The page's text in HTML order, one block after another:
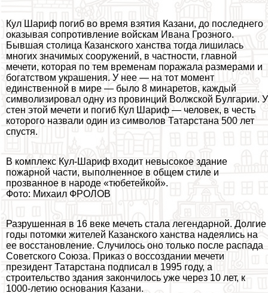
Кул Шариф погиб во время взятия Казани, до последнего
оказывая сопротивление войскам Ивана Грозного.
Бывшая столица Казанского ханства тогда лишилась
многих значимых сооружений, в частности, главной
мечети, которая по тем временам поражала размерами и
богатством украшения. У нее — на тот момент
единственной в мире — было 8 минаретов, каждый
символизировал одну из провинций Волжской Булгарии. У
стен этой мечети и погиб Кул Шариф — человек, в честь
которого назвали один из символов Татарстана 500 лет
спустя.
В комплекс Кул-Шариф входит невысокое здание
пожарной части, выполненное в общем стиле и
прозванное в народе «тюбетейкой».
Фото: Михаил ФРОЛОВ
Разрушенная в 16 веке мечеть стала легендарной. Долгие
годы потомки жителей Казанского ханства надеялись на
ее восстановление. Случилось оно только после распада
Советского Союза. Приказ о воссоздании мечети
президент Татарстана подписал в 1995 году, а
строительство здания закончилось уже через 10 лет, к
1000-летию основания Казани.